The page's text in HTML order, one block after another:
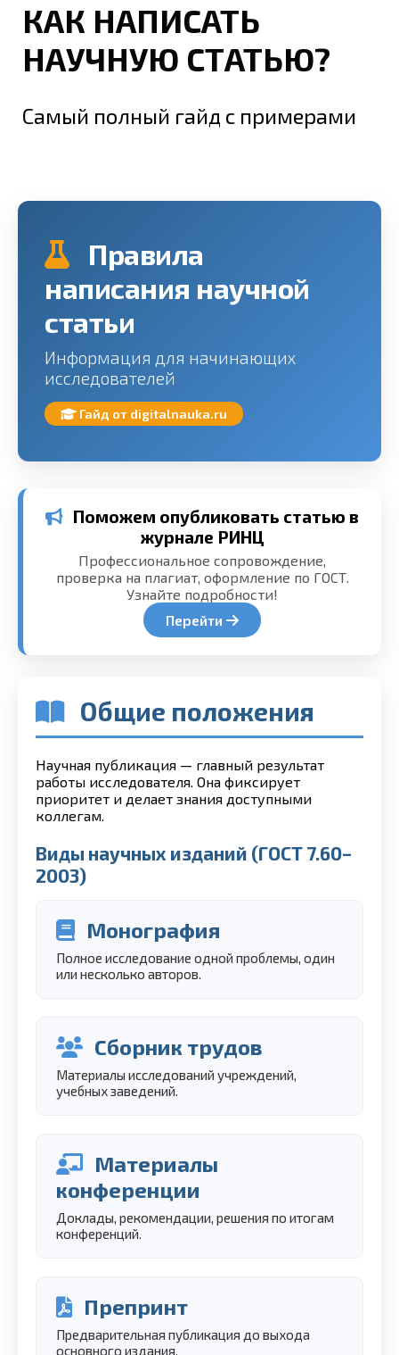
КАК НАПИСАТЬ
НАУЧНУЮ СТАТЬЮ?
Самый полный гайд с примерами
Правила
написания научной
статьи
Информация для начинающих
исследователей
Гайд от digitalnauka.ru
Поможем опубликовать статью в
журнале РИНЦ
Профессиональное сопровождение,
проверка на плагиат, оформление по ГОСТ.
Узнайте подробности!
Перейти
Общие положения
Научная публикация — главный результат
работы исследователя. Она фиксирует
приоритет и делает знания доступными
коллегам.
Виды научных изданий (ГОСТ 7.60–
2003)
Монография
Полное исследование одной проблемы, один
или несколько авторов.
Сборник трудов
Материалы исследований учреждений,
учебных заведений.
Материалы
конференции
Доклады, рекомендации, решения по итогам
конференций.
Препринт
Предварительная публикация до выхода
основного издания.